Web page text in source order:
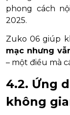
phong cách
2025.
Zuko 06 giúp
mạc nhưng
– một điều mà
4.2. Ứng
không